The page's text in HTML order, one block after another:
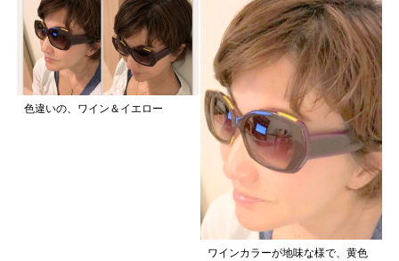
色違いの、ワイン＆イエロー
ワインカラーが地味な様で、黄色